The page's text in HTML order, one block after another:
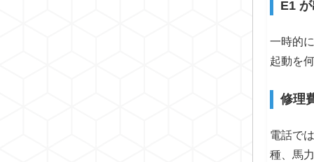
E1
一時的
起動を
修理
電話で
種、馬